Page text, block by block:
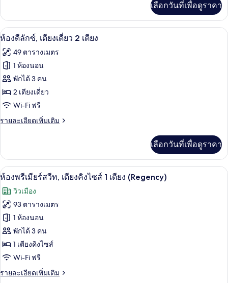
ซ์,
เตียง
เดี่ยว
2
เตียง,
ใช้
คลับ
นจ์
เกี่ยว
กับ
ห้อง
ลัก
ซ์,
เตียง
เดี่ยว
2
เตียง,
ใช้
คลับ
เลือกวันที่เพื่อดูราคา
เปิด
ภาพถ่าย
ทั้งหมด
ของ
ห้อง
ดี
ลัก
เตียง
เดี่ยว
2
เตียง
ผ้านวมขนเป็ด, มินิบาร์, ตู้นิรภัยในห้อ
6
ห้องดีลักซ์, เตียงเดี่ยว 2 เตียง
49 ตารางเมตร
1 ห้องนอน
พักได้ 3 คน
2 เตียงเดี่ยว
Wi-Fi ฟรี
รายละเอียดเพิ่มเติม
ราย
เกี่ยว
กับ
ห้อง
ลัก
ซ์,
เตียง
เดี่ยว
2
เตียง
เลือกวันที่เพื่อดูราคา
เปิด
ภาพถ่าย
ทั้งหมด
ของ
ห้อง
พรีเมียร์
สวีท,
เตียง
ห้องพรีเมียร์สวีท, เตียงคิงไซส์ 1 เตียง
9
ห้องพรีเมียร์สวีท, เตียงคิงไซส์ 1 เตียง (Regency)
วิวเมือง
93 ตารางเมตร
1 ห้องนอน
พักได้ 3 คน
1 เตียงคิงไซส์
Wi-Fi ฟรี
รายละเอียดเพิ่มเติม
ราย